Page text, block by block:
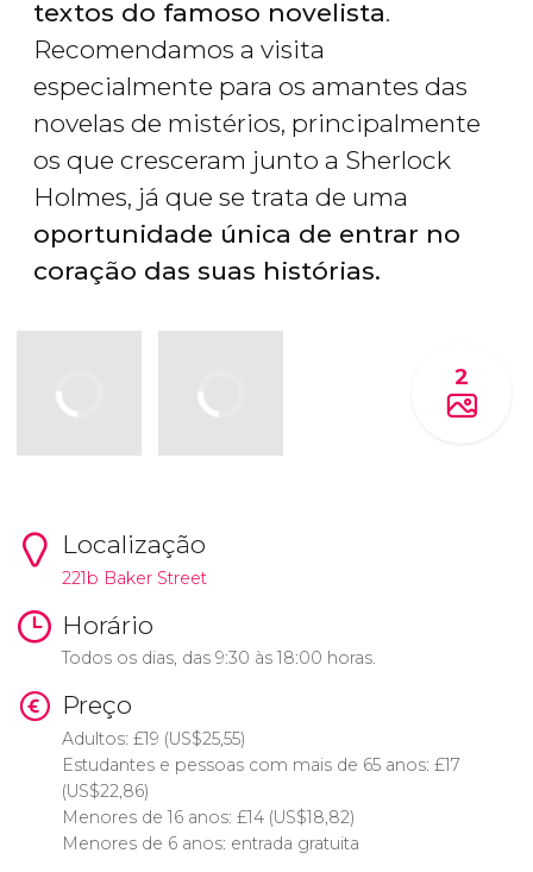
textos do famoso novelista.
Recomendamos a visita
especialmente para os amantes das
novelas de mistérios, principalmente
os que cresceram junto a Sherlock
Holmes, já que se trata de uma
oportunidade única de entrar no
coração das suas histórias.
2
Localização
221b Baker Street
Horário
Todos os dias, das 9:30 às 18:00 horas.
Preço
Adultos: £19 (US$25,55)
Estudantes e pessoas com mais de 65 anos: £17
(US$22,86)
Menores de 16 anos: £14 (US$18,82)
Menores de 6 anos: entrada gratuita